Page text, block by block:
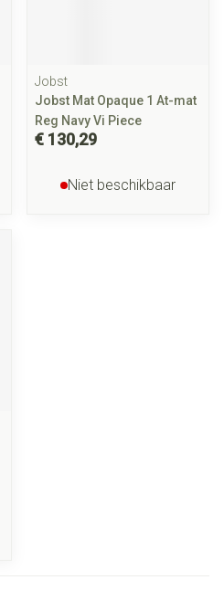
Jobst
Jobst Mat Opaque 1 At-mat
Reg Navy Vi Piece
€ 130,29
Niet beschikbaar